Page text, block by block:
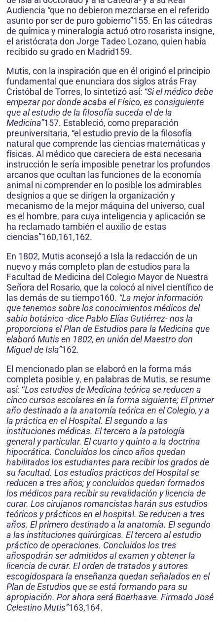
Audiencia “que no debieron mezclarse en el referido
asunto por ser de puro gobierno”155. En las cátedras
de química y mineralogía actuó otro rosarista insigne,
el aristócrata don Jorge Tadeo Lozano, quien había
recibido su grado en Madrid159.
Mutis, con la inspiración que en él originó el principio
fundamental que enunciara dos siglos atrás Fray
Cristóbal de Torres, lo sintetizó así: “Si el médico debe
empezar por donde acaba el Físico, es consiguiente
que al estudio de la filosofía suceda el de la
Medicina”157. Estableció, como preparación
preuniversitaria, “el estudio previo de la filosofía
natural que comprende las ciencias matemáticas y
físicas. Al médico que careciera de esta necesaria
instrucción le sería imposible penetrar los profundos
arcanos que ocultan las funciones de la economía
animal ni comprender en lo posible los admirables
designios a que se dirigen la organización y
mecanismo de la mejor máquina del universo, cual
es el hombre, para cuya inteligencia y aplicación se
ha reclamado también el auxilio de estas
ciencias”160,161,162.
En 1802, Mutis aconsejó a Isla la redacción de un
nuevo y más completo plan de estudios para la
Facultad de Medicina del Colegio Mayor de Nuestra
Señora del Rosario, que la colocó al nivel científico de
las demás de su tiempo160. “La mejor información
que tenemos sobre los conocimientos médicos del
sabio botánico -dice Pablo Elías Gutiérrez- nos la
proporciona el Plan de Estudios para la Medicina que
elaboró Mutis en 1802, en unión del Maestro don
Miguel de Isla”162.
El mencionado plan se elaboró en la forma más
completa posible y, en palabras de Mutis, se resume
así: “Los estudios de Medicina teórica se reducen a
cinco cursos escolares en la forma siguiente; El primer
año destinado a la anatomía teórica en el Colegio, y a
la práctica en el Hospital. El segundo a las
instituciones médicas. El tercero a la patología
general y particular. El cuarto y quinto a la doctrina
hipocrática. Concluidos los cinco años quedan
habilitados los estudiantes para recibir los grados de
su facultad. Los estudios prácticos del Hospital se
reducen a tres años; y concluidos quedan formados
los médicos para recibir su revalidación y licencia de
curar. Los cirujanos romancistas harán sus estudios
teóricos y prácticos en el hospital. Se reducen a tres
años. El primero destinado a la anatomía. El segundo
a las instituciones quirúrgicas. El tercero al estudio
práctico de operaciones. Concluidos los tres
añospodrán ser admitidos al examen y obtener la
licencia de curar. El orden de tratados y autores
escogidospara la enseñanza quedan señalados en el
Plan de Estudios que se está formando para su
apropiación. Por ahora será Boerhaave. Firmado José
Celestino Mutis”163,164.